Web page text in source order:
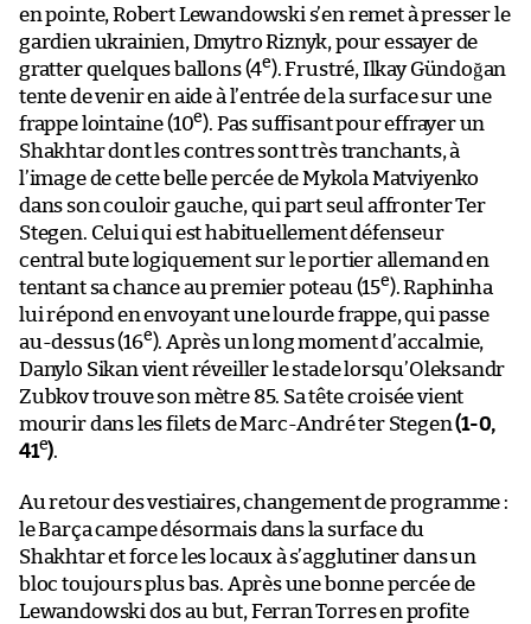
en pointe, Robert Lewandowski s’en remet à presser le
gardien ukrainien, Dmytro Riznyk, pour essayer de
gratter quelques ballons (4e). Frustré, Ilkay Gündoğan
tente de venir en aide à l’entrée de la surface sur une
frappe lointaine (10e). Pas suffisant pour effrayer un
Shakhtar dont les contres sont très tranchants, à
l’image de cette belle percée de Mykola Matviyenko
dans son couloir gauche, qui part seul affronter Ter
Stegen. Celui qui est habituellement défenseur
central bute logiquement sur le portier allemand en
tentant sa chance au premier poteau (15e). Raphinha
lui répond en envoyant une lourde frappe, qui passe
au-dessus (16e). Après un long moment d’accalmie,
Danylo Sikan vient réveiller le stade lorsqu’Oleksandr
Zubkov trouve son mètre 85. Sa tête croisée vient
mourir dans les filets de Marc-André ter Stegen(1-0,
41e).
Au retour des vestiaires, changement de programme :
le Barça campe désormais dans la surface du
Shakhtar et force les locaux à s’agglutiner dans un
bloc toujours plus bas. Après une bonne percée de
Lewandowski dos au but, Ferran Torres en profite